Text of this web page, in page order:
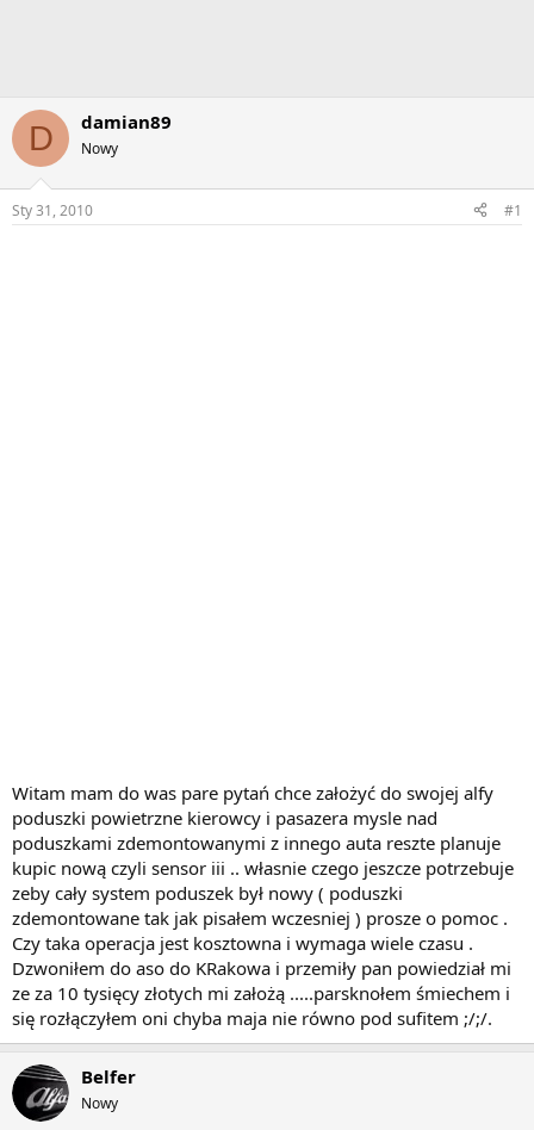
D damian89
Nowy
Sty 31, 2010 #1
Witam mam do was pare pytań chce założyć do swojej alfy
poduszki powietrzne kierowcy i pasazera mysle nad
poduszkami zdemontowanymi z innego auta reszte planuje
kupic nową czyli sensor iii .. własnie czego jeszcze potrzebuje
zeby cały system poduszek był nowy ( poduszki
zdemontowane tak jak pisałem wczesniej ) prosze o pomoc .
Czy taka operacja jest kosztowna i wymaga wiele czasu .
Dzwoniłem do aso do KRakowa i przemiły pan powiedział mi
ze za 10 tysięcy złotych mi założą .....parsknołem śmiechem i
się rozłączyłem oni chyba maja nie równo pod sufitem ;/;/.
Belfer
Nowy